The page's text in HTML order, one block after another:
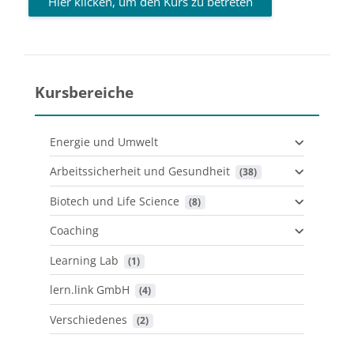
Kursbereiche
Energie und Umwelt
Arbeitssicherheit und Gesundheit
(38)
Biotech und Life Science (8)
Coaching
Learning Lab
(1)
lern.link GmbH (4)
Verschiedenes (2)